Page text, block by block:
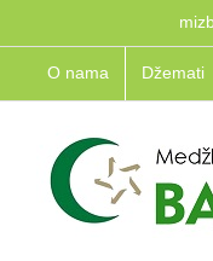
to
contentO nama Džemati